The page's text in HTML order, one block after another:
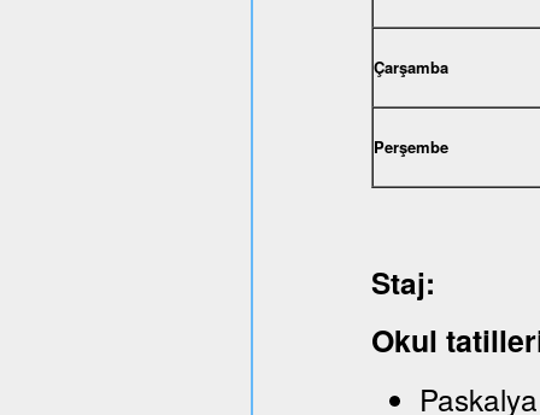
Çarşamba
Perşembe
Staj:
Okul